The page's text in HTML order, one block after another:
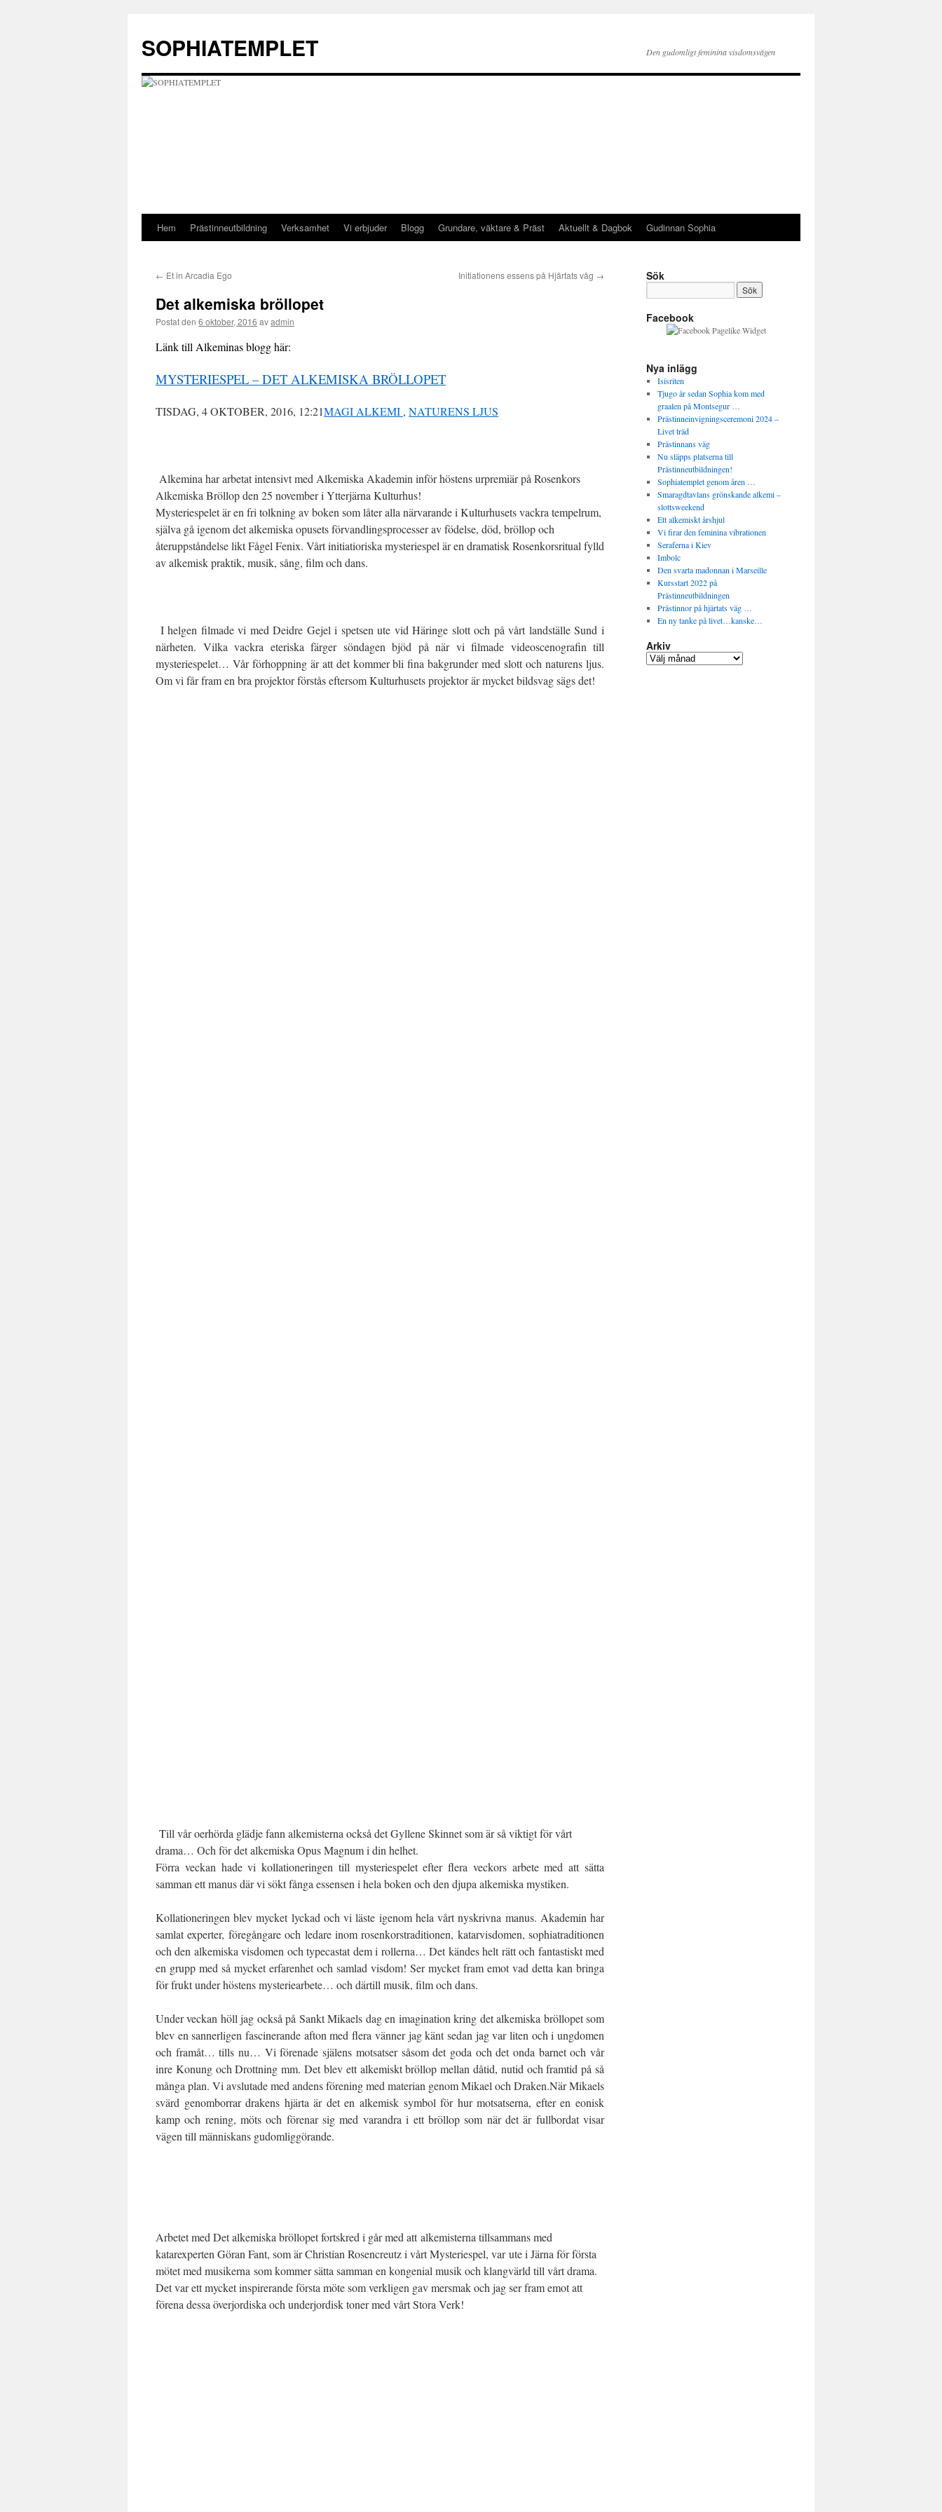
innehåll
SOPHIATEMPLET Den gudomligt feminina visdomsvägen
Hem Prästinneutbildning Verksamhet Vi erbjuder Blogg Grundare, väktare & Präst Aktuellt & Dagbok Gudinnan Sophia
← Et in Arcadia Ego Initiationens essens på Hjärtats väg →
Det alkemiska bröllopet
Postat den 6 oktober, 2016 avadmin
Länk till Alkeminas blogg här:
MYSTERIESPEL – DET ALKEMISKA BRÖLLOPET
TISDAG, 4 OKTOBER, 2016, 12:21MAGI ALKEMI , NATURENS LJUS
Alkemina har arbetat intensivt med Alkemiska Akademin inför höstens urpremiär på Rosenkors
Alkemiska Bröllop den 25 november i Ytterjärna Kulturhus!
Mysteriespelet är en fri tolkning av boken som låter alla närvarande i Kulturhusets vackra tempelrum,
själva gå igenomdet alkemiska opusets förvandlingsprocesser av födelse, död, bröllop och
återuppståndelse likt Fågel Fenix. Vårt initiatioriska mysteriespel är en dramatisk Rosenkorsritual fylld
av alkemisk praktik, musik, sång, film och dans.
I helgen filmade vi med Deidre Gejel i spetsen ute vid Häringe slott och på vårt landställe Sund i
närheten. Vilka vackra eteriska färger söndagen bjöd på när vi filmade videoscenografin till
mysteriespelet… Vår förhoppning är att det kommer bli fina bakgrunder med slott och naturens ljus.
Om vi får fram en bra projektor förstås eftersom Kulturhusets projektor är mycket bildsvag sägs det!
Till vår oerhörda glädje fann alkemisterna också det Gyllene Skinnet som är så viktigt för vårt
drama… Och för det alkemiska Opus Magnum i din helhet.
Förra veckan hade vi kollationeringen till mysteriespelet efter flera veckors arbete med att sätta
samman ett manus där vi sökt fånga essensen i hela boken och den djupa alkemiska mystiken.
Kollationeringen blev mycket lyckad och vi läste igenom hela vårt nyskrivna manus. Akademin har
samlat experter, föregångare och ledare inom rosenkorstraditionen, katarvisdomen, sophiatraditionen
och den alkemiska visdomen och typecastat dem i rollerna… Det kändes helt rätt och fantastiskt med
en grupp med så mycket erfarenhet och samlad visdom! Ser mycket fram emot vad detta kan bringa
för frukt under höstens mysteriearbete… och därtill musik, film och dans.
Under veckan höll jag också på Sankt Mikaels dag en imagination kring det alkemiska bröllopet som
blev en sannerligen fascinerande afton med flera vänner jag känt sedan jag var liten och i ungdomen
och framåt… tills nu… Vi förenade själens motsatser såsom det goda och det onda barnet och vår
inre Konung och Drottning mm. Det blev ettalkemiskt bröllop mellan dåtid, nutid och framtid på så
många plan. Vi avslutade med andens förening med materian genom Mikael och Draken.När Mikaels
svärd genomborrar drakens hjärta är det en alkemisk symbol för hur motsatserna, efter en eonisk
kamp och rening, möts och förenar sig med varandra i ett bröllop som när det är fullbordat visar
vägen till människans gudomliggörande.
Arbetet med Det alkemiska bröllopet fortskred i går med att alkemisterna tillsammans med
katarexperten Göran Fant, som är Christian Rosencreutz i vårt Mysteriespel, var ute i Järna för första
mötet med musikerna som kommer sätta samman en kongenial musik och klangvärld till vårt drama.
Det var ett mycket inspirerande första möte som verkligen gav mersmak och jag ser fram emot att
förena dessa överjordiska och underjordisk toner med vårt Stora Verk!
Sök
Facebook
Nya inlägg
Isisriten
Tjugo år sedan Sophia kom med
graalen på Montsegur …
Prästinneinvigningsceremoni 2024 –
Livet träd
Prästinnans väg
Nu släpps platserna till
Prästinneutbildningen!
Sophiatemplet genom åren …
Smaragdtavlans grönskande alkemi –
slottsweekend
Ett alkemiskt årshjul
Vi firar den feminina vibrationen
Seraferna i Kiev
Imbolc
Den svarta madonnan i Marseille
Kursstart 2022 på
Prästinneutbildningen
Prästinnor på hjärtats väg …
En ny tanke på livet…kanske…
Arkiv
Arkiv